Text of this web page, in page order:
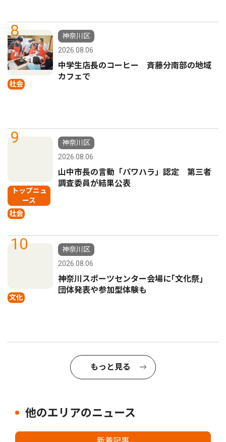
8
社会
神奈川区
2026.08.06
中学生店長のコーヒー 斉藤分南部の地域
カフェで
9
トップニュ
ース
社会
神奈川区
2026.08.06
山中市長の言動「パワハラ」認定 第三者
調査委員が結果公表
10
文化
神奈川区
2026.08.06
神奈川スポーツセンター会場に｢文化祭｣
団体発表や参加型体験も
もっと見る
他のエリアのニュース